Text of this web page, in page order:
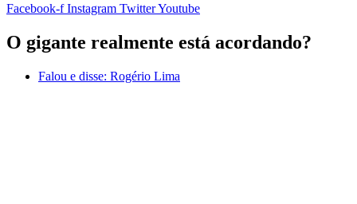
Facebook-f Instagram TwitterYoutube
O gigante realmente está acordando?
Falou e disse: Rogério Lima